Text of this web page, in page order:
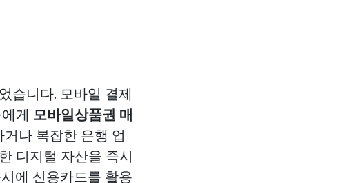
습니다. 모바일 결제
게 모바일상품권 매
나 복잡한 은행 업
디지털 자산을 즉시
에 신용카드를 활용